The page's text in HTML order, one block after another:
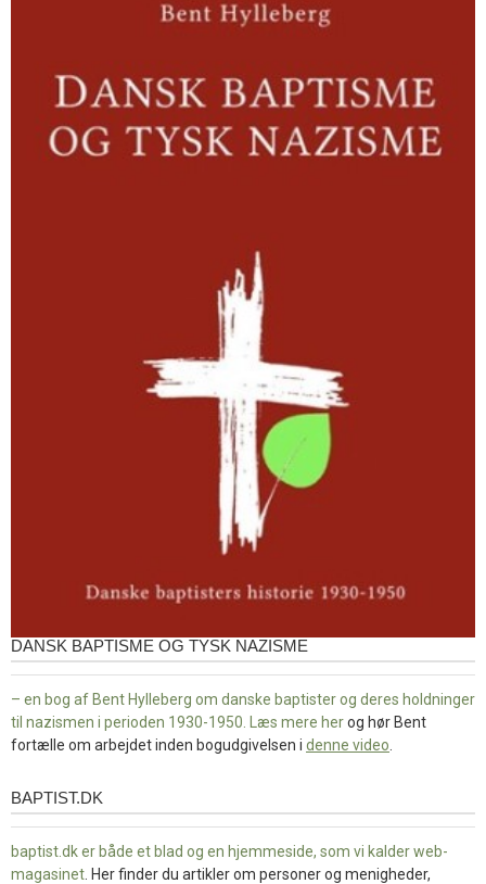
DANSK BAPTISME OG TYSK NAZISME
– en bog af Bent Hylleberg om danske baptister og deres holdninger
til nazismen i perioden 1930-1950. Læs mere herog hør Bent
fortælle om arbejdet inden bogudgivelsen i denne video
baptist.dk
BAPTIST.DK
baptist.dk er både et blad og en hjemmeside, som vi kalder web-
magasinet . Her finder du artikler om personer og menigheder,